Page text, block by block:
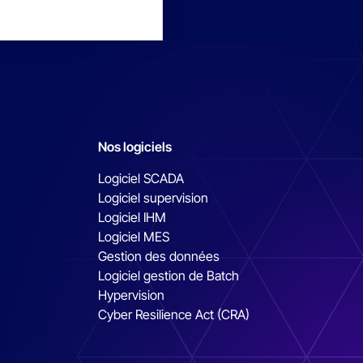
Nos logiciels
Logiciel SCADA
Logiciel supervision
Logiciel IHM
Logiciel MES
Gestion des données
Logiciel gestion de Batch
Hypervision
Cyber Resilience Act (CRA)